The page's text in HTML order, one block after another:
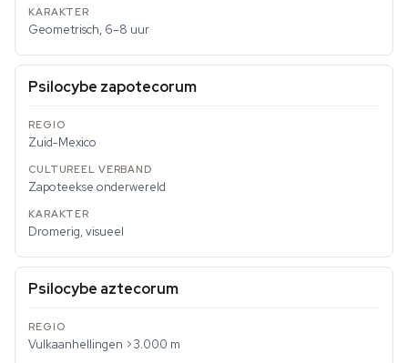
Geometrisch, 6–8 uur
Psilocybe zapotecorum
Zuid-Mexico
Zapoteekse onderwereld
Dromerig, visueel
Psilocybe aztecorum
Vulkaanhellingen >3.000 m